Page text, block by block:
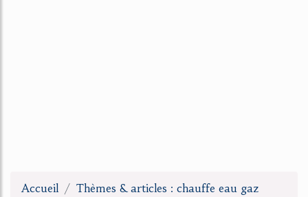
Accueil
Thèmes & articles : chauffe eau gaz